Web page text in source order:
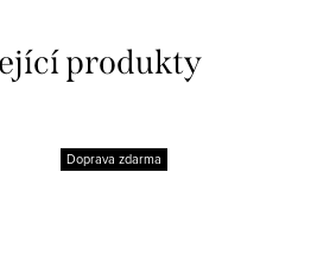
produkty
Doprava zdarma